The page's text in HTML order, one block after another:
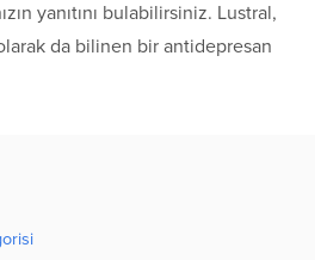
yanıtını bulabilirsiniz. Lustral,
da bilinen bir antidepresan